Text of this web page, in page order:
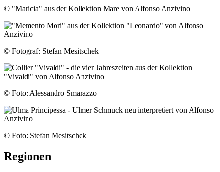
© "Maricia" aus der Kollektion Mare von Alfonso Anzivino
© Fotograf: Stefan Mesitschek
© Foto: Alessandro Smarazzo
© Foto: Stefan Mesitschek
Regionen